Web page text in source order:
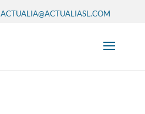
ACTUALIA@ACTUALIASL.COM